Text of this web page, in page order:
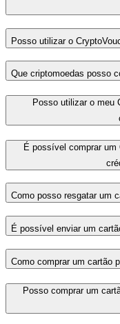
Posso utilizar o
Que criptomoedas posso
Posso utilizar o meu
É possível comprar um
Como posso resgatar um
É possível enviar um
Como comprar um cartão
Posso comprar um